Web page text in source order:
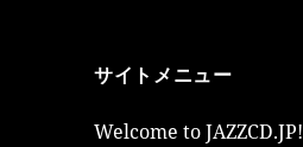
サイトメニュー
Welcome to JAZZCD.JP!